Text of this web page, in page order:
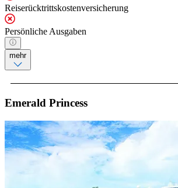
Reiserücktrittskostenversicherung
Persönliche Ausgaben
mehr
Emerald Princess